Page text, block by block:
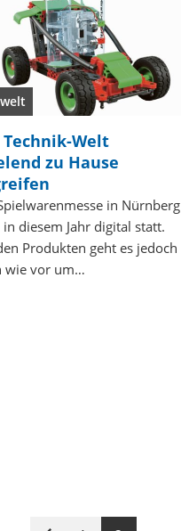
Technik-Welt
zu Hause
in Nürnberg
diesem Jahr digital statt.
Produkten geht es jedoch
wie vor um…